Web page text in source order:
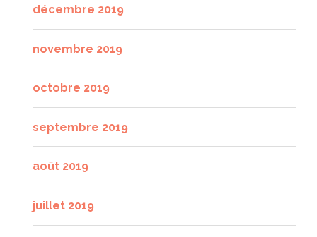
décembre 2019
novembre 2019
octobre 2019
septembre 2019
août 2019
juillet 2019